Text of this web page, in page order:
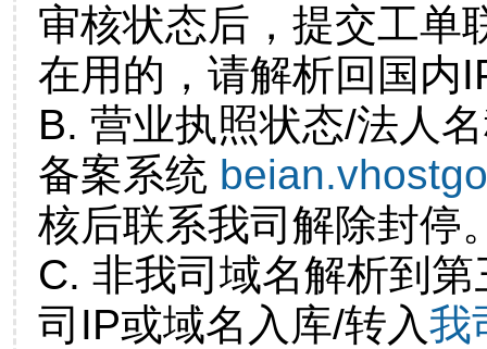
审核状态后，提交工单
在用的，请解析回国内
B. 营业执照状态/法人
备案系统
核后联系我司解除封停
C. 非我司域名解析到
司IP或域名入库/转入我